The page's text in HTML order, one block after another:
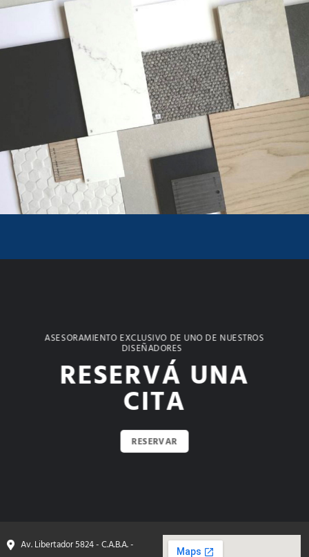
ASESORAMIENTO EXCLUSIVO DE UNO DE NUESTROS
DISEÑADORES
RESERVÁ UNA
CITA
RESERVAR
Av. Libertador 5824 - C.A.B.A. -